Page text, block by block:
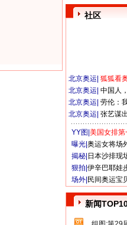
社区
北京奥运 狐狐看
北京奥运 中国人
北京奥运 劳伦：
北京奥运 张艺谋
YY图| 美国女排第
曝光| 奥运女将场
揭秘| 日本沙排现
狠拍| 伊辛巴耶娃
场外| 民间奥运宝
新闻